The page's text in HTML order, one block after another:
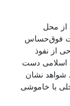
از محل
فوق‌حساس
از نفوذ
اسلامی دست
شواهد نشان
با خاموشی